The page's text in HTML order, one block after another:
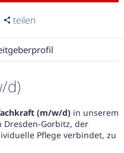
teilen
d)
(m/w/d)in unserem
Gorbitz, der
Pflege verbindet, zu